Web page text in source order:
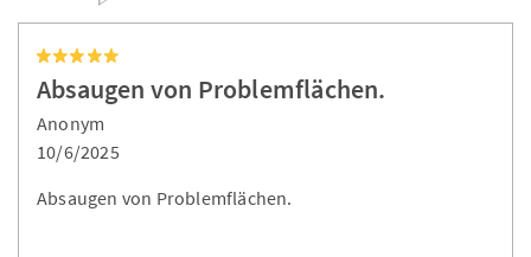
Absaugen von Problemflächen.
Anonym
10/6/2025
Absaugen von Problemflächen.